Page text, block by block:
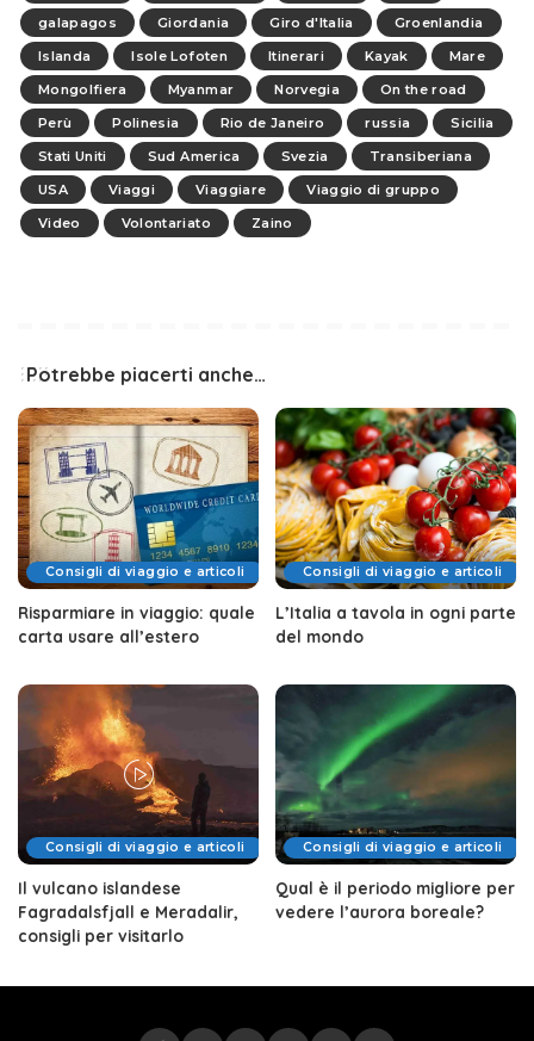
galapagos
Giordania Giro d'Italia
Groenlandia
Islanda
Isole Lofoten Itinerari Kayak
Mare
Mongolfiera
Myanmar Norvegia
On the road
Perù
Polinesia Rio de Janeiro russia
Sicilia
Stati Uniti
Sud America Svezia
Transiberiana
USA
Viaggi Viaggiare
Viaggio di gruppo
Video
Volontariato Zaino
Potrebbe piacerti anche…
Consigli di viaggio e articoli
Risparmiare in viaggio: quale
carta usare all’estero
Consigli di viaggio e articoli
L’Italia a tavola in ogni parte
del mondo
Consigli di viaggio e articoli
Il vulcano islandese
Fagradalsfjall e Meradalir,
consigli per visitarlo
Consigli di viaggio e articoli
Qual è il periodo migliore per
vedere l’aurora boreale?